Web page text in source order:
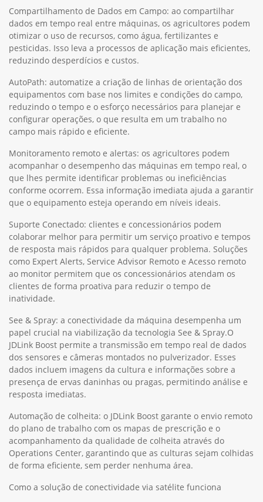
Compartilhamento de Dados em Campo: ao compartilhar
dados em tempo real entre máquinas, os agricultores podem
otimizar o uso de recursos, como água, fertilizantes e
pesticidas. Isso leva a processos de aplicação mais eficientes,
reduzindo desperdícios e custos.
AutoPath: automatize a criação de linhas de orientação dos
equipamentos com base nos limites e condições do campo,
reduzindo o tempo e o esforço necessários para planejar e
configurar operações, o que resulta em um trabalho no
campo mais rápido e eficiente.
Monitoramento remoto e alertas: os agricultores podem
acompanhar o desempenho das máquinas em tempo real, o
que lhes permite identificar problemas ou ineficiências
conforme ocorrem. Essa informação imediata ajuda a garantir
que o equipamento esteja operando em níveis ideais.
Suporte Conectado: clientes e concessionários podem
colaborar melhor para permitir um serviço proativo e tempos
de resposta mais rápidos para qualquer problema. Soluções
como Expert Alerts, Service Advisor Remoto e Acesso remoto
ao monitor permitem que os concessionários atendam os
clientes de forma proativa para reduzir o tempo de
inatividade.
See & Spray: a conectividade da máquina desempenha um
papel crucial na viabilização da tecnologia See & Spray.O
JDLink Boost permite a transmissão em tempo real de dados
dos sensores e câmeras montados no pulverizador. Esses
dados incluem imagens da cultura e informações sobre a
presença de ervas daninhas ou pragas, permitindo análise e
resposta imediatas.
Automação de colheita: o JDLink Boost garante o envio remoto
do plano de trabalho com os mapas de prescrição e o
acompanhamento da qualidade de colheita através do
Operations Center, garantindo que as culturas sejam colhidas
de forma eficiente, sem perder nenhuma área.
Como a solução de conectividade via satélite funciona